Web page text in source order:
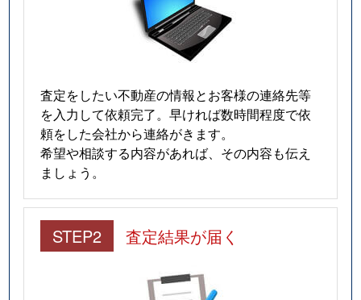
査定をしたい不動産の情報とお客様の連絡先等
を入力して依頼完了。早ければ数時間程度で依
頼をした会社から連絡がきます。
希望や相談する内容があれば、その内容も伝え
ましょう。
STEP2 査定結果が届く